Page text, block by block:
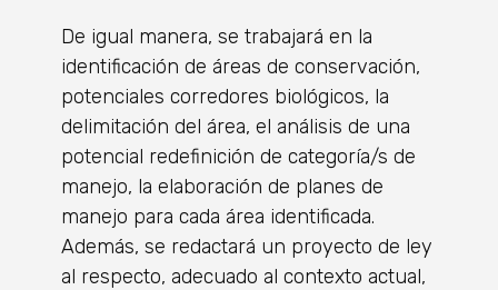
De igual manera, se trabajará en la
identificación de áreas de conservación,
potenciales corredores biológicos, la
delimitación del área, el análisis de una
potencial redefinición de categoría/s de
manejo, la elaboración de planes de
manejo para cada área identificada.
Además, se redactará un proyecto de ley
al respecto, adecuado al contexto actual,